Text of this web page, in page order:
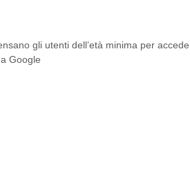
gli utenti dell’età minima per
Google